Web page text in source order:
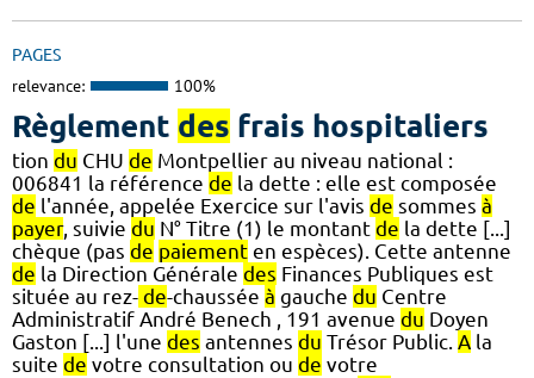
PAGES
relevance: 100%
Règlement des frais hospitaliers
tion du CHU de Montpellier au niveau national :
006841 la référence de la dette : elle est composée
de l'année, appelée Exercice sur l'avis de sommes à
payer, suivie du N° Titre (1) le montant de la dette [...]
chèque (pas de paiement en espèces). Cette antenne
de la Direction Générale des Finances Publiques est
située au rez- de-chaussée à gauche du Centre
Administratif André Benech , 191 avenue du Doyen
Gaston [...] l'une des antennes du Trésor Public. A la
suite de votre consultation ou de votre